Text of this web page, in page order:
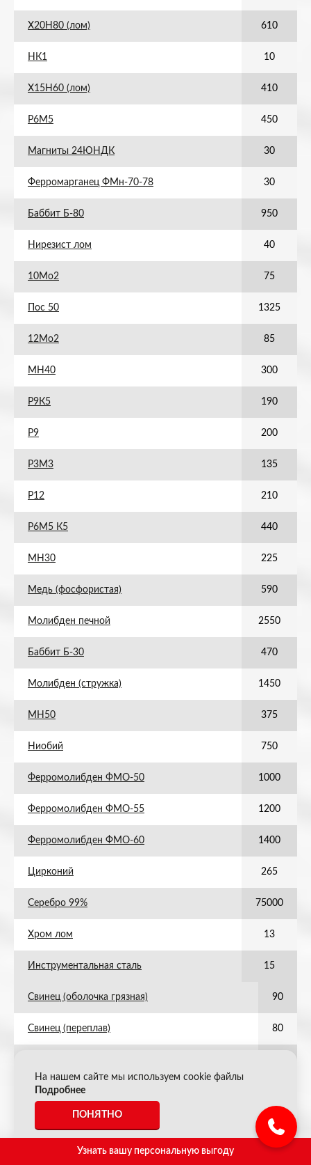
Х20Н80 (лом) 610
НК1 10
Х15Н60 (лом) 410
Р6М5 450
Магниты 24ЮНДК 30
Ферромарганец ФМн-70-78 30
Баббит Б-80 950
Нирезист лом 40
10Мо2 75
Пос 50 1325
12Мо2 85
МН40 300
Р9К5 190
Р9 200
Р3М3 135
Р12 210
Р6М5 К5 440
МН30 225
Медь (фосфористая) 590
Молибден печной 2550
Баббит Б-30 470
Молибден (стружка) 1450
МН50 375
Ниобий 750
Ферромолибден ФМО-50 1000
Ферромолибден ФМО-55 1200
Ферромолибден ФМО-60 1400
Цирконий 265
Серебро 99% 75000
Хром лом 13
Инструментальная сталь 15
Свинец (оболочка грязная) 90
Свинец (переплав) 80
Нет данных
540
Стружка латунная
На нашем сайте мы используем cookie файлы
Подробнее
ПОНЯТНО
Узнать вашу персональную выгоду